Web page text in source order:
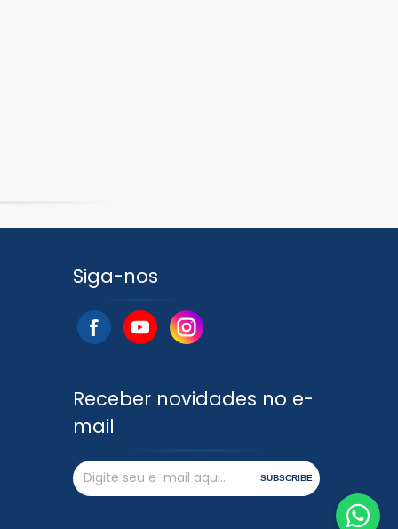
Siga-nos
Receber novidades no e-
mail
SUBSCRIBE